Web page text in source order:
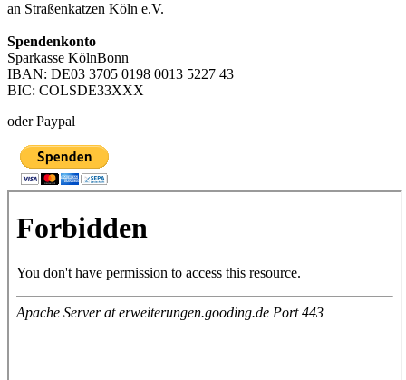
an Straßenkatzen Köln e.V.
Spendenkonto
Sparkasse KölnBonn
IBAN: DE03 3705 0198 0013 5227 43
BIC: COLSDE33XXX
oder Paypal